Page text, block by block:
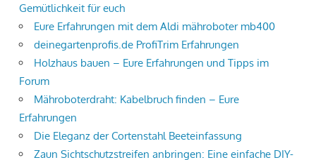
Gemütlichkeit für euch
Eure Erfahrungen mit dem Aldi mähroboter mb400
deinegartenprofis.de ProfiTrim Erfahrungen
Holzhaus bauen – Eure Erfahrungen und Tipps im
Forum
Mähroboterdraht: Kabelbruch finden – Eure
Erfahrungen
Die Eleganz der Cortenstahl Beeteinfassung
Zaun Sichtschutzstreifen anbringen: Eine einfache DIY-